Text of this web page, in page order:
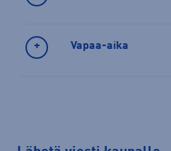
Vapaa-aika